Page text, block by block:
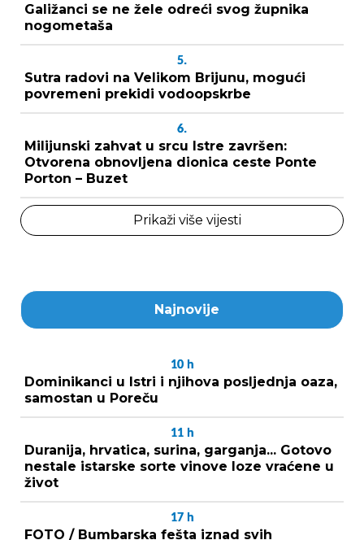
Galižanci se ne žele odreći svog župnika
nogometaša
5.
Sutra radovi na Velikom Brijunu, mogući
povremeni prekidi vodoopskrbe
6.
Milijunski zahvat u srcu Istre završen:
Otvorena obnovljena dionica ceste Ponte
Porton – Buzet
Prikaži više vijesti
Najnovije
10 h
Dominikanci u Istri i njihova posljednja oaza,
samostan u Poreču
11 h
Duranija, hrvatica, surina, garganja... Gotovo
nestale istarske sorte vinove loze vraćene u
život
17 h
FOTO / Bumbarska fešta iznad svih